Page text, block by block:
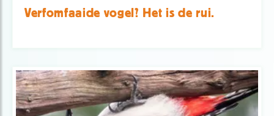
Verfomfaaide vogel? Het is de rui.